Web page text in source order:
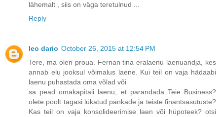
lähemalt , siis on väga teretulnud ...
Reply
leo dario October 26, 2015 at 12:54 PM
Tere, ma olen proua. Fernan tina eralaenu laenuandja, kes
annab elu jooksul võimalus laene. Kui teil on vaja hädaabi
laenu puhastada oma võlad või
sa pead omakapitali laenu, et parandada Teie Business?
olete poolt tagasi lükatud pankade ja teiste finantsasutuste?
Kas teil on vaja konsolideerimise laen või hüpoteek? otsi